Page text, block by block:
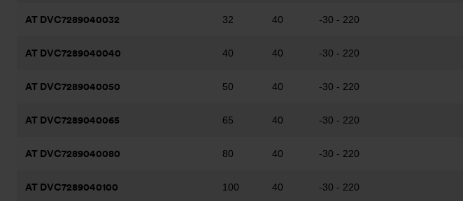
AT DVC7289040032 32 40 -30 - 220
AT DVC7289040040 40 40 -30 - 220
AT DVC7289040050 50 40 -30 - 220
AT DVC7289040065 65 40 -30 - 220
AT DVC7289040080 80 40 -30 - 220
AT DVC7289040100 100 40 -30 - 220